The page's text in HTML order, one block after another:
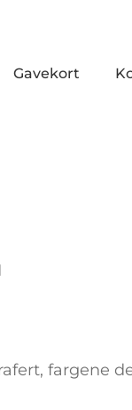
Gavekort
fargene